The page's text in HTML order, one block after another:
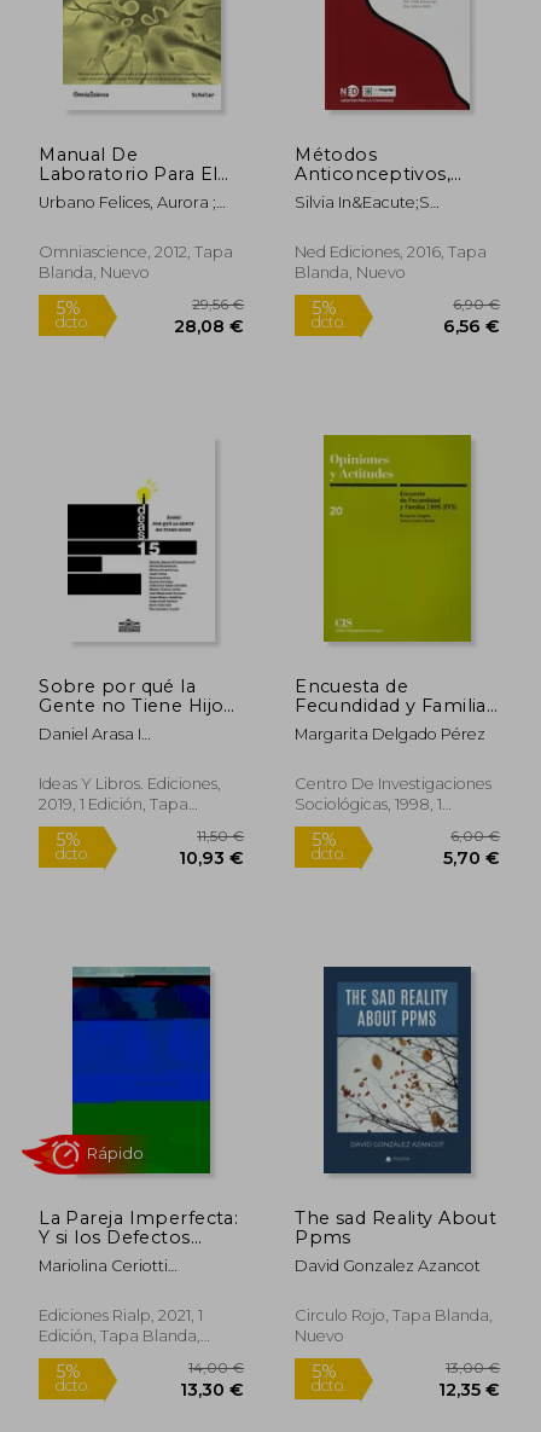
Manual De
Laboratorio Para El
Análisis Del Semen:
Manual Analítico Y
Diagnóstico De La
Esterilidad Y
Origen ... De
Reproducción
Urbano Felices, Aurora ;
; Gutierrez Romero, Javier
Ma
Omniascience, 2012, Tapa
Blanda, Nuevo
5%
dcto. 28,08 €
Métodos
Anticonceptivos,
Manual Para el uso de
Silvia In&Eacute;S
Discacciati; Valeria
M&Uuml;Lli
Ned Ediciones, 2016, Tapa
Blanda, Nuevo
Sobre por qué la
Gente no Tiene Hijos
(Ideas)
Daniel Arasa I
Andr&Eacute;S-Gallego
Ideas Y Libros. Ediciones,
2019, 1 Edición, Tapa
Blanda, Nuevo
dcto.
Encuesta de
Fecundidad y Familia
1995 (Ffs)
Margarita Delgado Pérez
Centro De Investigaciones
Sociológicas, 1998, 1
Edición, Tapa Blanda,
Nuevo
5%
dcto.
La Pareja Imperfecta:
Y si los Defectos
Fuesen Parte del
Amor? (Claves)
Mariolina Ceriotti
Ediciones Rialp, 2021, 1
Edición, Tapa Blanda,
Nuevo
The sad Reality About
Ppms
David Gonzalez Azancot
Circulo Rojo, Tapa Blanda,
Nuevo